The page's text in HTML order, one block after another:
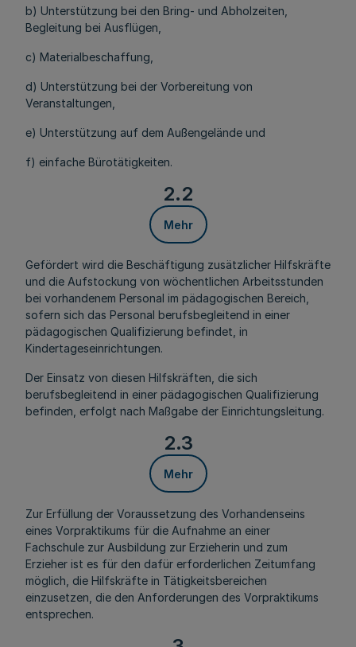
b) Unterstützung bei den Bring- und Abholzeiten,
Begleitung bei Ausflügen,
c) Materialbeschaffung,
d) Unterstützung bei der Vorbereitung von
Veranstaltungen,
e) Unterstützung auf dem Außengelände und
f) einfache Bürotätigkeiten.
2.2
Mehr
Gefördert wird die Beschäftigung zusätzlicher Hilfskräfte
und die Aufstockung von wöchentlichen Arbeitsstunden
bei vorhandenem Personal im pädagogischen Bereich,
sofern sich das Personal berufsbegleitend in einer
pädagogischen Qualifizierung befindet, in
Kindertageseinrichtungen.
Der Einsatz von diesen Hilfskräften, die sich
berufsbegleitend in einer pädagogischen Qualifizierung
befinden, erfolgt nach Maßgabe der Einrichtungsleitung.
2.3
Mehr
Zur Erfüllung der Voraussetzung des Vorhandenseins
eines Vorpraktikums für die Aufnahme an einer
Fachschule zur Ausbildung zur Erzieherin und zum
Erzieher ist es für den dafür erforderlichen Zeitumfang
möglich, die Hilfskräfte in Tätigkeitsbereichen
einzusetzen, die den Anforderungen des Vorpraktikums
entsprechen.